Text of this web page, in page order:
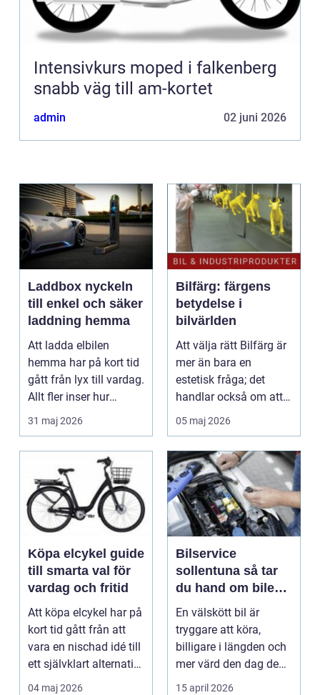
Intensivkurs moped i falkenberg
snabb väg till am-kortet
admin 02 juni 2026
Laddbox nyckeln
till enkel och säker
laddning hemma
Att ladda elbilen
hemma har på kort tid
gått från lyx till vardag.
Allt fler inser hur
smidigt det ä...
31 maj 2026
Bilfärg: färgens
betydelse i
bilvärlden
Att välja rätt Bilfärg är
mer än bara en
estetisk fråga; det
handlar också om att
förstå hur val av ...
05 maj 2026
Köpa elcykel guide
till smarta val för
vardag och fritid
Att köpa elcykel har på
kort tid gått från att
vara en nischad idé till
ett självklart alternativ
fö...
04 maj 2026
Bilservice
sollentuna så tar
du hand om bilen
på rätt sätt
En välskött bil är
tryggare att köra,
billigare i längden och
mer värd den dag den
ska säljas. Många...
15 april 2026